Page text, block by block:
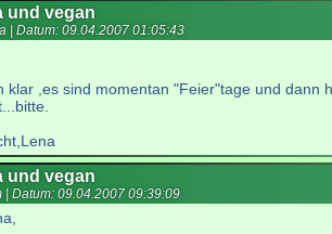
und vegan
| Datum: 09.04.2007 01:05:43
klar ,es sind momentan "Feier"tage und dann
und vegan
| Datum: 09.04.2007 09:39:09